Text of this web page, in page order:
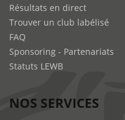
Résultats en direct
Trouver un club labélisé
FAQ
Sponsoring - Partenariats
Statuts LEWB
NOS SERVICES